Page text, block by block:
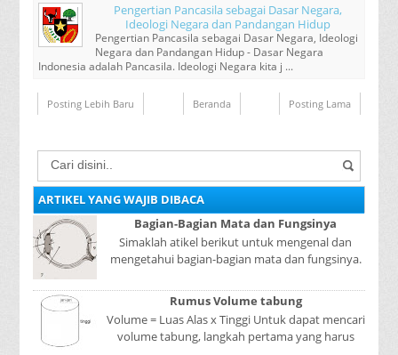
Pengertian Pancasila sebagai Dasar Negara,
Ideologi Negara dan Pandangan Hidup
Pengertian Pancasila sebagai Dasar Negara, Ideologi
Negara dan Pandangan Hidup - Dasar Negara
Indonesia adalah Pancasila. Ideologi Negara kita j ...
Posting Lebih Baru Posting Lama
Beranda
ARTIKEL YANG WAJIB DIBACA
Bagian-Bagian Mata dan Fungsinya
Simaklah atikel berikut untuk mengenal dan
mengetahui bagian-bagian mata dan fungsinya.
mer...
Rumus Volume tabung
Volume = Luas Alas x Tinggi Untuk dapat mencari
volume tabung, langkah pertama yang harus